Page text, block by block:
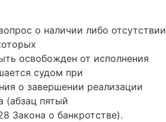
о наличии либо отсутствии
освобожден от исполнения
судом при
о завершении реализации
(абзац пятый
Закона о банкротстве).